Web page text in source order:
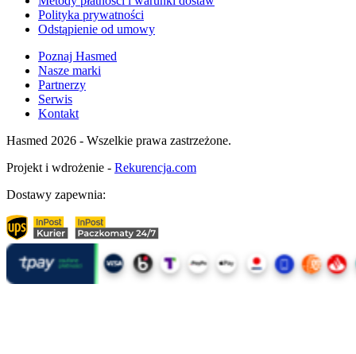
Polityka prywatności
Odstąpienie od umowy
Poznaj Hasmed
Nasze marki
Partnerzy
Serwis
Kontakt
Hasmed 2026 - Wszelkie prawa zastrzeżone.
Projekt i wdrożenie - Rekurencja.com
Dostawy zapewnia: